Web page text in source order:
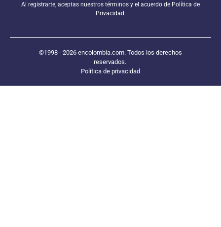
Al registrarte, aceptas nuestros términos y el acuerdo de Política de
Privacidad.
©1998 - 2026 encolombia.com. Todos los derechos
reservados.
Política de privacidad